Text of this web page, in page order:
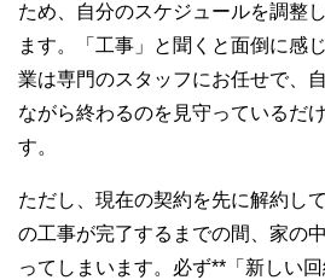
ため、自分のスケジュールを調整
ます。「工事」と聞くと面倒に感
業は専門のスタッフにお任せで、
ながら終わるのを見守っているだ
す。
ただし、現在の契約を先に解約し
の工事が完了するまでの間、家の
ってしまいます。必ず**「新しい